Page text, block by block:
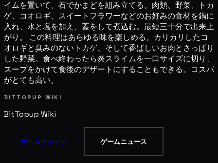
イムを置いて、石でかまどを組み立てる。肉類、野菜、トカ
ゲ、コオロギ、スイートフラワーなどのお好みの食材を鍋に
入れ、水と塩を加え、蓋をして煮込む。最短三十分で出来上
がり。 この料理はあらゆる味を楽しめる。カリカリしたコ
オロギと臭みのないトカゲ、そして香ばしいお肉とさっぱり
した野菜。食べ終わったら炎スライムを一口サイズに切り、
スープをかけて食後のデザートにすることもできる。コスパ
がとても高い。
BITTOPUP WIKI
BitTopup Wiki
ゲームチャージ ゲームニュース